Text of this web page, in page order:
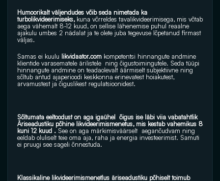
Humoorikalt väljendudes võib seda nimetada ka
turbolikvideerimiseks, kuna võrreldes tavalikvideerimisega, mis võtab
aega vähemalt 8-12 kuud, on sellise lähenemise puhul reaalne
ajakulu umbes 2 nädalat ja te olete juba tegevuse lõpetanud firmast
väljas.
Samas ei kuulu likvidaator.com kompetentsi hinnangute andmine
klientide varasematele ärilistele  ning õigustoimingutele. Seda tüüpi
hinnangute andmine on teadaolevalt äärmiselt subjektiivne ning
sõltub antud ajaperioodi keskkonna erinevatest hoiakutest,
arvamustest ja õiguslikest regulatsioonidest.
Sõltumata eeltoodust on aga igaühel  õigus ise läbi viia vabatahtlik
Äriseadustiku põhine likvideerimismenetus, mis kestab vahemikus 8
kuni 12 kuud . See on aga märkimisväärselt  aeganõudvam ning
eeldab oluliselt teie oma aja, raha ja energia investeerimist. Samuti
ei pruugi see sageli õnnestuda.
Klassikaline likvideerimismenetlus äriseadustiku põhiselt toimub